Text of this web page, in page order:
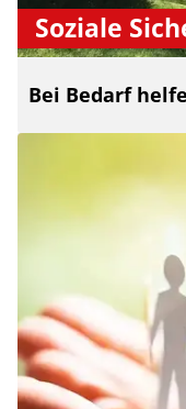
Soziale
Bei Bedarf